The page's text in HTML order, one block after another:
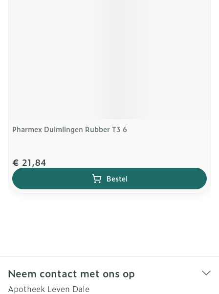
Pharmex Duimlingen Rubber T3 6
€ 21,84
Bestel
Neem contact met ons op
Apotheek Leven Dale